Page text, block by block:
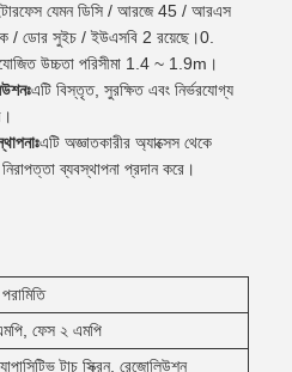
যেমন ডিসি / আরজে 45 / আরএস
ডোর সুইচ / ইউএসবি 2 রয়েছে।0.
উচ্চতা পরিসীমা 1.4 ~ 1.9m।
এটি বিস্তৃত, সুরক্ষিত এবং নির্ভরযোগ্য
এটি অজ্ঞাতকারীর অ্যাক্সেস থেকে
ব্যবস্থাপনা প্রদান করে।
ফেস ২ এমপি
টাচ স্ক্রিন, রেজোলিউশন